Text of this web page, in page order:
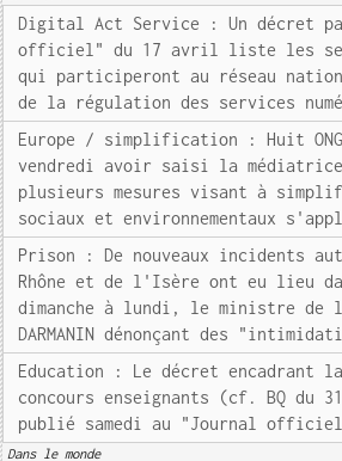
Digital Act Service : Un décret
officiel" du 17 avril liste les
qui participeront au réseau
de la régulation des services
Europe / simplification : Huit ONG
vendredi avoir saisi la médiatrice
plusieurs mesures visant à
sociaux et environnementaux
Prison : De nouveaux incidents
Rhône et de l'Isère ont eu lieu
dimanche à lundi, le ministre de
DARMANIN dénonçant des
Education : Le décret encadrant
concours enseignants (cf. BQ du
publié samedi au "Journal
Dans le monde